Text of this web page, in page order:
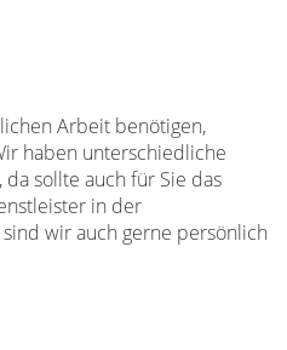
Arbeit benötigen,
haben unterschiedliche
sollte auch für Sie das
in der
wir auch gerne persönlich